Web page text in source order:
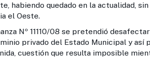
habiendo quedado en la actualidad, sin
el Oeste.
11110/08 se pretendió
privado del Estado Municipal y así
cuestión que resulta imposible